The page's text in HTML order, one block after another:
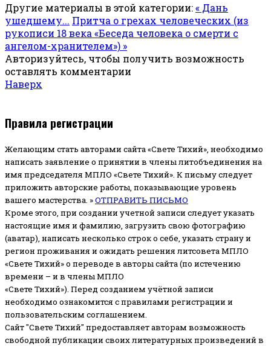
Другие материалы в этой категории:« Дань
ушедшему... Притча о грехах человеческих (из
рукописи 18 века «Беседа человека о смерти с
ангелом-хранителем») »
Авторизуйтесь, чтобы получить возможность
оставлять комментарии
Наверх
Правила регистрации
Желающим стать авторами сайта «Свете Тихий», необходимо
написать заявление о принятии в члены литобъединения на
имя председателя МПЛО «Свете Тихий». К письму следует
приложить авторские работы, показывающие уровень
вашего мастерства. »ОТПРАВИТЬ ПИСЬМО
Кроме этого, при создании учетной записи следует указать
настоящие имя и фамилию, загрузить свою фотографию
(аватар), написать несколько строк о себе, указать страну и
регион проживания и ожидать решения литсовета МПЛО
«Свете Тихий» о переводе в авторы сайта (по истечению
времени – и в члены МПЛО
«Свете Тихий»). Перед созданием учётной записи
необходимо ознакомится с правилами регистрации и
пользовательским соглашением.
Сайт "Свете Тихий" предоставляет авторам возможность
свободной публикации своих литературных произведений в